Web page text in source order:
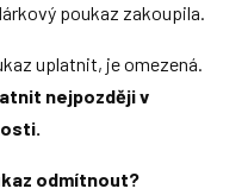
poukaz zakoupila.
uplatnit, je omezená.
nejpozději v
odmítnout?